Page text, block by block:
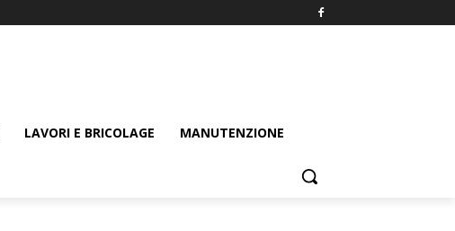
LAVORI E BRICOLAGE MANUTENZIONE